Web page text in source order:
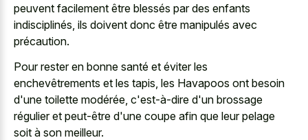
peuvent facilement être blessés par des enfants
indisciplinés, ils doivent donc être manipulés avec
précaution.
Pour rester en bonne santé et éviter les
enchevêtrements et les tapis, les Havapoos ont besoin
d'une toilette modérée, c'est-à-dire d'un brossage
régulier et peut-être d'une coupe afin que leur pelage
soit à son meilleur.